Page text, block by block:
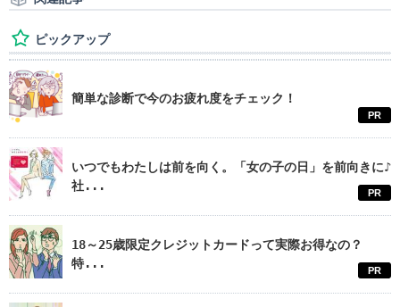
ピックアップ
簡単な診断で今のお疲れ度をチェック！
PR
いつでもわたしは前を向く。「女の子の日」を前向きに♪
社...
PR
18～25歳限定クレジットカードって実際お得なの？
特...
PR